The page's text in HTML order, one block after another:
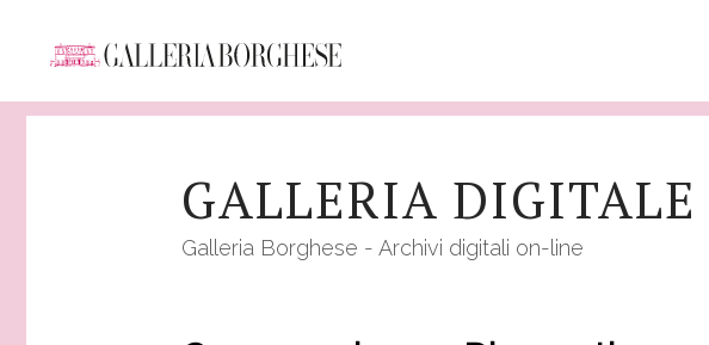
GALLERIA DIGITALE
Galleria Borghese - Archivi digitali on-line